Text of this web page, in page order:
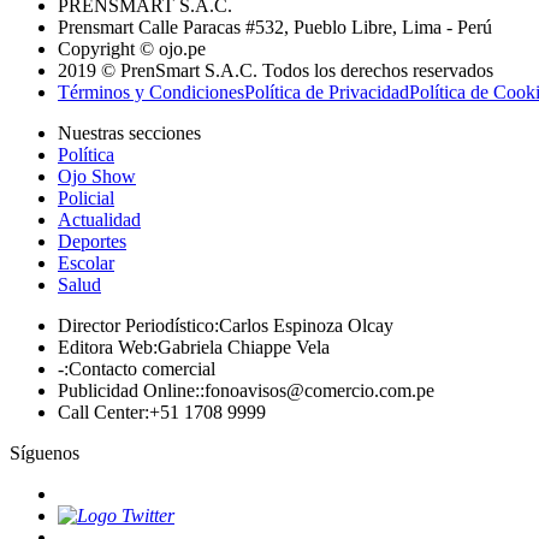
PRENSMART S.A.C.
Prensmart Calle Paracas #532, Pueblo Libre, Lima - Perú
Copyright © ojo.pe
2019 © PrenSmart S.A.C. Todos los derechos reservados
Términos y CondicionesPolítica de PrivacidadPolítica de
Nuestras secciones
Política
Ojo Show
Policial
Actualidad
Deportes
Escolar
Salud
Director Periodístico:Carlos Espinoza Olcay
Editora Web:Gabriela Chiappe Vela
-:Contacto comercial
Publicidad Online::fonoavisos@comercio.com.pe
Call Center:+51 1708 9999
Síguenos